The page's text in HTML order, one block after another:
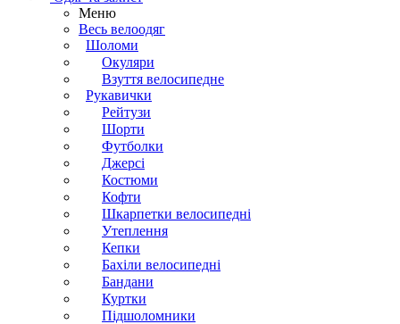
Меню
Весь велоодяг
Шоломи
Окуляри
Взуття велосипедне
Рукавички
Рейтузи
Шорти
Футболки
Джерсі
Костюми
Кофти
Шкарпетки велосипедні
Утеплення
Кепки
Бахіли велосипедні
Бандани
Куртки
Підшоломники